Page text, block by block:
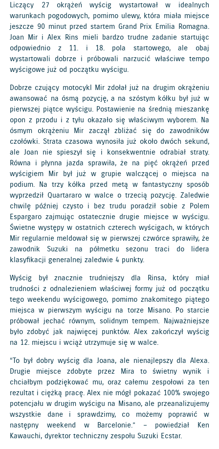
Liczący 27 okrążeń wyścig wystartował w idealnych
warunkach pogodowych, pomimo ulewy, która miała miejsce
jeszcze 90 minut przed startem Grand Prix Emilia Romagna.
Joan Mir i Alex Rins mieli bardzo trudne zadanie startując
odpowiednio z 11. i 18. pola startowego, ale obaj
wystartowali dobrze i próbowali narzucić właściwe tempo
wyścigowe już od początku wyścigu.
Dobrze czujący motocykl Mir zdołał już na drugim okrążeniu
awansować na ósmą pozycję, a na szóstym kółku był już w
pierwszej piątce wyścigu. Postawienie na średnią mieszankę
opon z przodu i z tyłu okazało się właściwym wyborem. Na
ósmym okrążeniu Mir zaczął zbliżać się do zawodników
czołówki. Strata czasowa wynosiła już około dwóch sekund,
ale Joan nie spieszył się i konsekwentnie odrabiał straty.
Równa i płynna jazda sprawiła, że na pięć okrążeń przed
wyścigiem Mir był już w grupie walczącej o miejsca na
podium. Na trzy kółka przed metą w fantastyczny sposób
wyprzedził Quartararo w walce o trzecią pozycję. Zaledwie
chwilę później czysto i bez trudu poradził sobie z Polem
Espargaro zajmując ostatecznie drugie miejsce w wyścigu.
Świetne występy w ostatnich czterech wyścigach, w których
Mir regularnie meldował się w pierwszej czwórce sprawiły, że
zawodnik Suzuki na półmetku sezonu traci do lidera
klasyfikacji generalnej zaledwie 4 punkty.
Wyścig był znacznie trudniejszy dla Rinsa, który miał
trudności z odnalezieniem właściwej formy już od początku
tego weekendu wyścigowego, pomimo znakomitego piątego
miejsca w pierwszym wyścigu na torze Misano. Po starcie
próbował jechać równym, solidnym tempem. Najważniejsze
było zdobyć jak najwięcej punktów. Alex zakończył wyścig
na 12. miejscu i wciąż utrzymuje się w walce.
“To był dobry wyścig dla Joana, ale nienajlepszy dla Alexa.
Drugie miejsce zdobyte przez Mira to świetny wynik i
chciałbym podziękować mu, oraz całemu zespołowi za ten
rezultat i ciężką pracę. Alex nie mógł pokazać 100% swojego
potencjału w drugim wyścigu na Misano, ale przeanalizujemy
wszystkie dane i sprawdzimy, co możemy poprawić w
następny weekend w Barcelonie.” – powiedział Ken
Kawauchi, dyrektor techniczny zespołu Suzuki Ecstar.